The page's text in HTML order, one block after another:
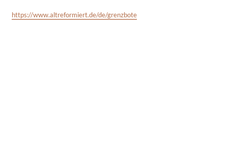
https://www.altreformiert.de/de/grenzbote